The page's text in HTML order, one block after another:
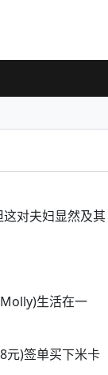
对夫妇显然及其
生活在一
元)签单买下米卡